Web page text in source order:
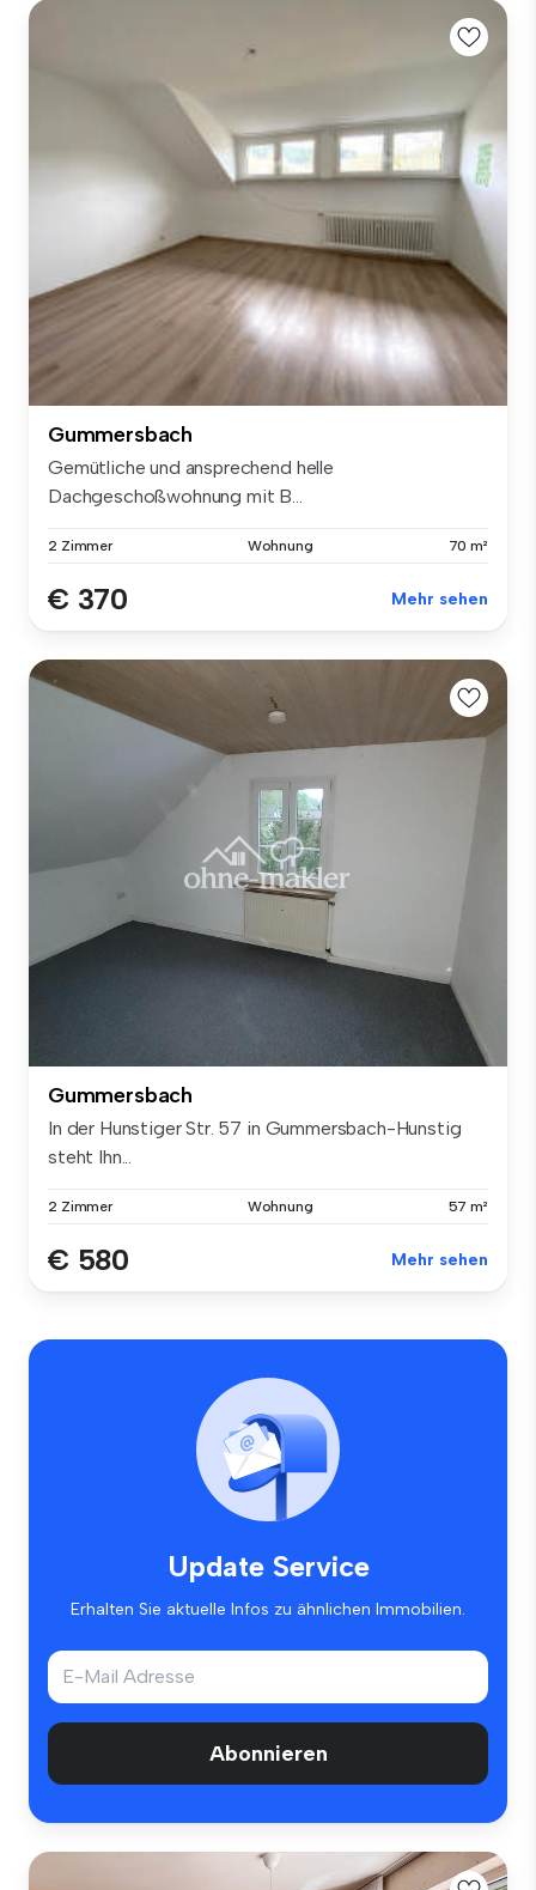
Gummersbach
Gemütliche und ansprechend helle
Dachgeschoßwohnung mit B...
2 Zimmer Wohnung 70 m²
€ 370 Mehr sehen
Gummersbach
In der Hunstiger Str. 57 in Gummersbach-Hunstig
steht Ihn...
2 Zimmer Wohnung 57 m²
€ 580 Mehr sehen
Update Service
Erhalten Sie aktuelle Infos zu ähnlichen Immobilien.
Abonnieren